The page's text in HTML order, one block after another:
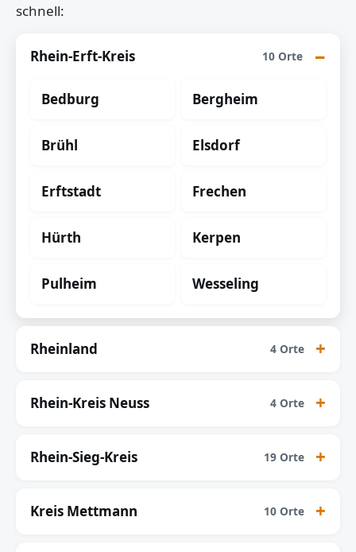
schnell:
Rhein-Erft-Kreis 10 Orte
Bedburg Bergheim
Brühl Elsdorf
Erftstadt Frechen
Hürth Kerpen
Pulheim Wesseling
Rheinland 4 Orte
Rhein-Kreis Neuss 4 Orte
Rhein-Sieg-Kreis 19 Orte
Kreis Mettmann 10 Orte